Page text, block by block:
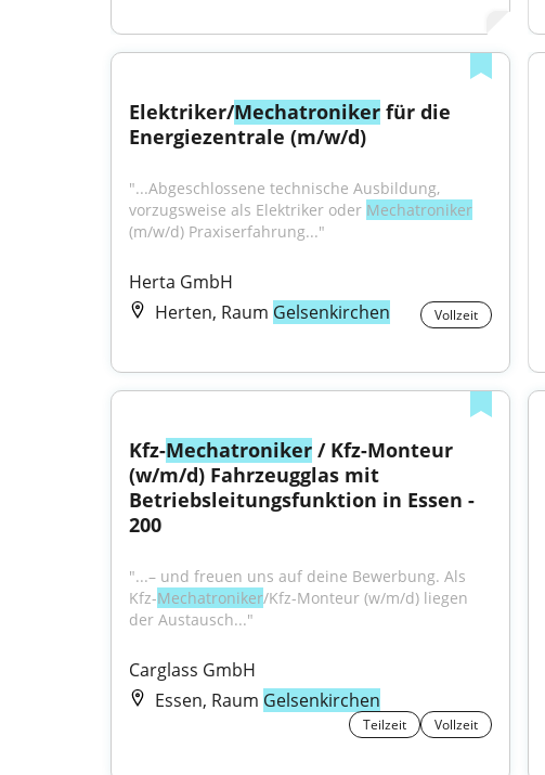
Elektriker/Mechatroniker für die
Energiezentrale (m/w/d)
"...​​​​Abgeschlossene technische Ausbildung,
vorzugsweise als Elektriker oder Mechatroniker
(m/w/d) Praxiserfahrung..."
Herta GmbH
Herten, Raum Gelsenkirchen Vollzeit
Kfz-Mechatroniker / Kfz-Monteur
(w/m/d) Fahrzeugglas mit
Betriebsleitungsfunktion in Essen -
200
"...– und freuen uns auf deine Bewerbung. Als
Kfz-Mechatroniker/Kfz-Monteur (w/m/d) liegen
der Austausch..."
Carglass GmbH
Essen, Raum Gelsenkirchen
Teilzeit Vollzeit